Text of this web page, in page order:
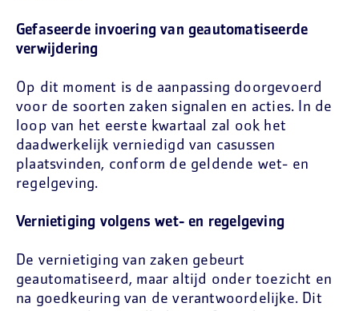
Gefaseerde invoering van geautomatiseerde
verwijdering
Op dit moment is de aanpassing doorgevoerd
voor de soorten zakensignalen en acties. In de
loop van het eerste kwartaal zal ook het
daadwerkelijk verniedigd van casussen
plaatsvinden, conform de geldende wet- en
regelgeving.
Vernietiging volgens wet- en regelgeving
De vernietiging van zaken gebeurt
geautomatiseerd, maar altijd onder toezicht en
na goedkeuring van de verantwoordelijke. Dit